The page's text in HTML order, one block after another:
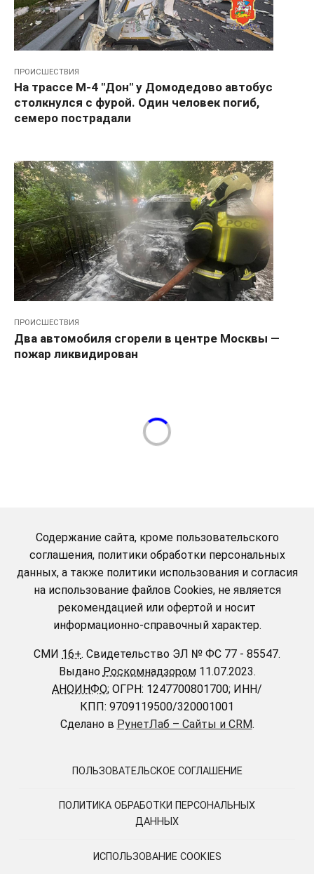
ПРОИСШЕСТВИЯ
На трассе М-4 "Дон" у Домодедово автобус
столкнулся с фурой. Один человек погиб,
семеро пострадали
ПРОИСШЕСТВИЯ
Два автомобиля сгорели в центре Москвы —
пожар ликвидирован
Содержание сайта, кроме пользовательского
соглашения, политики обработки персональных
данных, а также политики использования и согласия
на использование файлов Cookies, не является
рекомендацией или офертой и носит
информационно-справочный характер.
СМИ 16+. Свидетельство ЭЛ № ФС 77 - 85547.
Выдано Роскомнадзором11.07.2023.
АНОИНФО; ОГРН: 1247700801700; ИНН/
КПП: 9709119500/320001001
Сделано в РунетЛаб – Сайты и CRM.
ПОЛЬЗОВАТЕЛЬСКОЕ СОГЛАШЕНИЕ
ПОЛИТИКА ОБРАБОТКИ ПЕРСОНАЛЬНЫХ
ДАННЫХ
ИСПОЛЬЗОВАНИЕ COOKIES